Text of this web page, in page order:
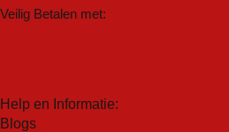
verzachten van ontstekingen
Manuka-olie:
Melkzuur (AHA):
Help en Informatie:
Blogs
Veilig Betalen met: